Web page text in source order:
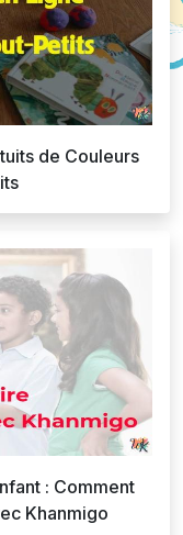
de Couleurs
: Comment
Khanmigo